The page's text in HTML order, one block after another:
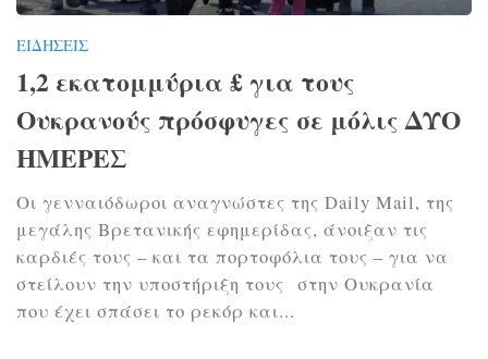
ΕΙΔΉΣΕΙΣ
1,2 εκατομμύρια £ για τους
Ουκρανούς πρόσφυγες σε μόλις ΔΥΟ
ΗΜΕΡΕΣ
Οι γενναιόδωροι αναγνώστες της Daily Mail, της
μεγάλης Βρετανικής εφημερίδας, άνοιξαν τις
καρδιές τους – και τα πορτοφόλια τους – για να
στείλουν την υποστήριξη τους στην Ουκρανία
που έχει σπάσει το ρεκόρ και...